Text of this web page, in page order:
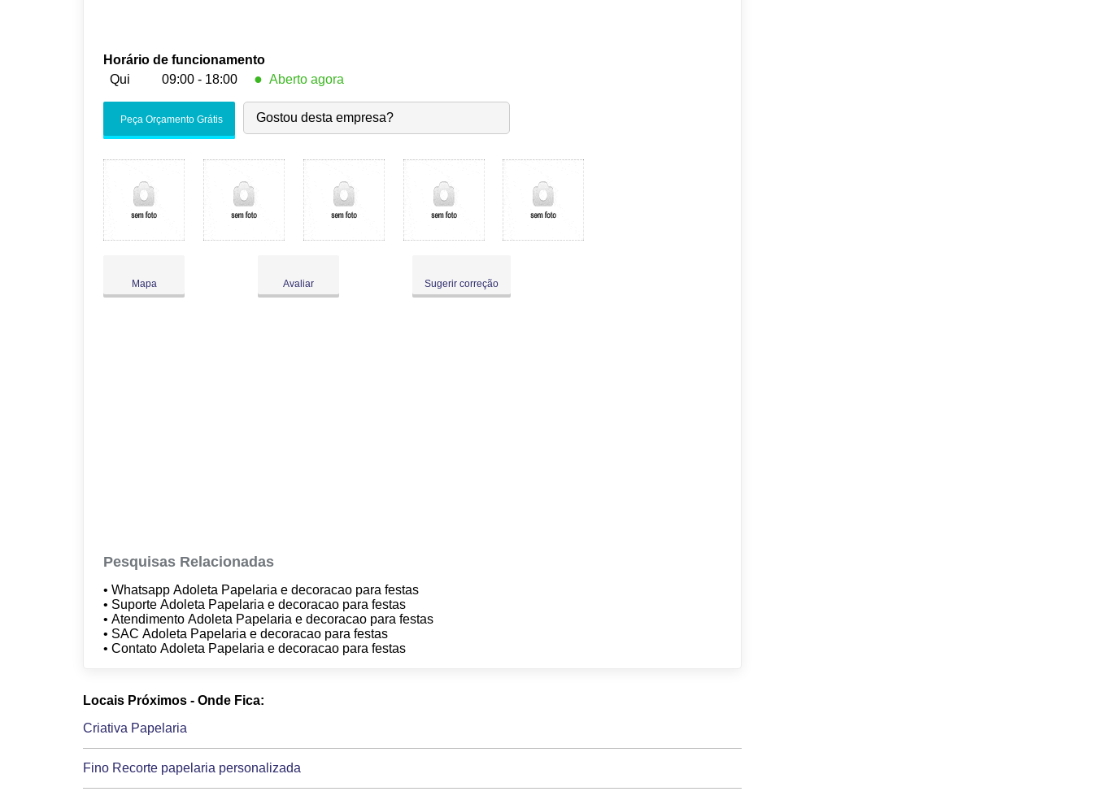
Horário de funcionamento
Qui
09:00 - 18:00 ● Aberto agora
09:00 -
Fecha às 18:00
Sex:
- 18:00
Sáb:
Fechado
Fechado
Peça Orçamento Grátis Gostou desta empresa?
Mapa Avaliar Sugerir correção
Pesquisas Relacionadas
• Whatsapp Adoleta Papelaria e decoracao para festas
• Suporte Adoleta Papelaria e decoracao para festas
• Atendimento Adoleta Papelaria e decoracao para festas
• SAC Adoleta Papelaria e decoracao para festas
• Contato Adoleta Papelaria e decoracao para festas
Locais Próximos - Onde Fica:
Criativa Papelaria
Fino Recorte papelaria personalizada